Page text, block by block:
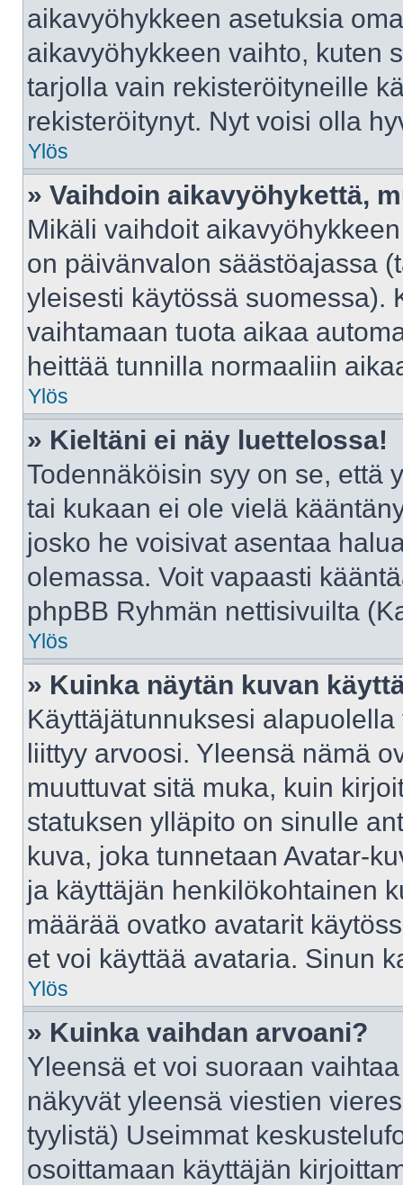
aikavyöhykkeen asetuksia
aikavyöhykkeen vaihto, kuten
tarjolla vain rekisteröityneille
rekisteröitynyt. Nyt voisi olla
Ylös
» Vaihdoin aikavyöhykettä,
Mikäli vaihdoit
on päivänvalon säästöajassa
yleisesti käytössä suomessa).
vaihtamaan tuota aikaa
heittää tunnilla normaaliin
Ylös
» Kieltäni ei näy luettelossa!
Todennäköisin syy on se, että
tai kukaan ei ole vielä
josko he voisivat asentaa
olemassa. Voit vapaasti
phpBB Ryhmän nettisivuilta
Ylös
» Kuinka näytän kuvan
Käyttäjätunnuksesi
liittyy arvoosi. Yleensä nämä
muuttuvat sitä muka, kuin
statuksen ylläpito on sinulle
kuva, joka tunnetaan Avatar-
ja käyttäjän henkilökohtainen
määrää ovatko avatarit
et voi käyttää avataria. Sinun
Ylös
» Kuinka vaihdan arvoani?
Yleensä et voi suoraan
näkyvät yleensä viestien
tyylistä) Useimmat
osoittamaan käyttäjän